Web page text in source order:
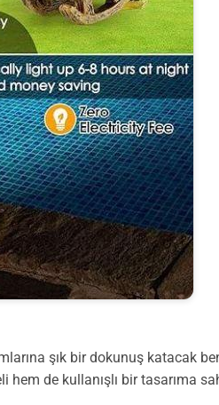
şık bir dokunuş katacak
de kullanışlı bir tasarıma